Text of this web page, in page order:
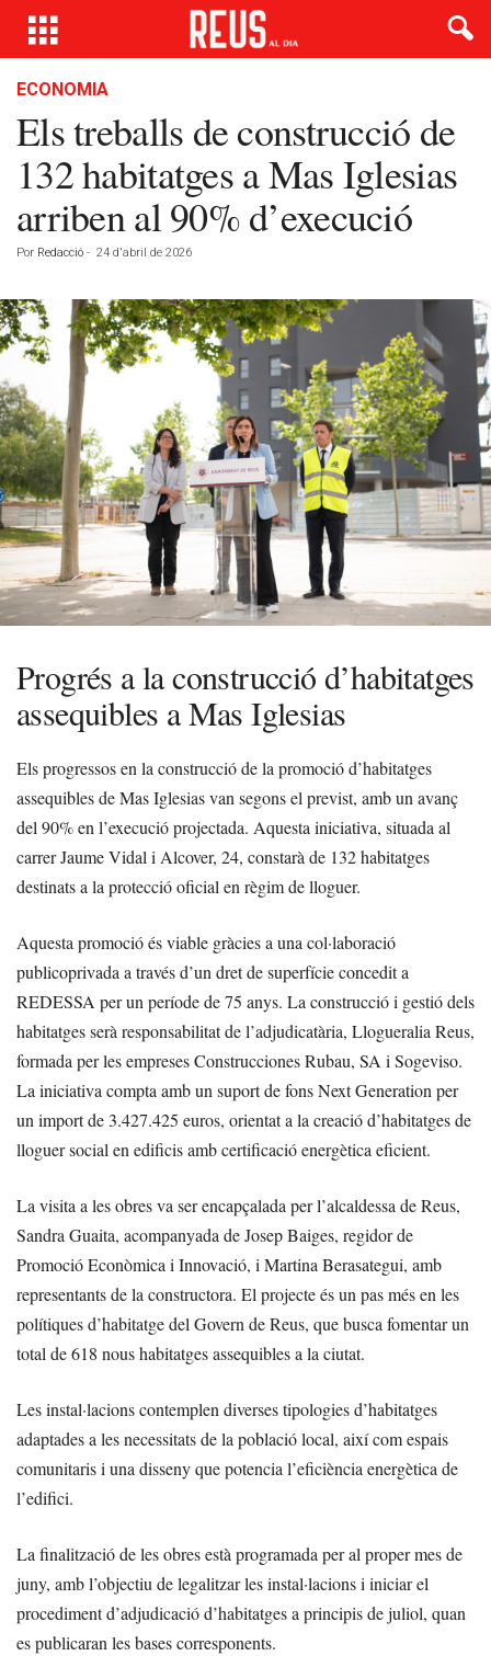
ECONOMIA
Els treballs de construcció de
132 habitatges a Mas Iglesias
arriben al 90% d’execució
Por Redacció - 24 d'abril de 2026
Progrés a la construcció d’habitatges
assequibles a Mas Iglesias
Els progressos en la construcció de la promoció d’habitatges
assequibles de Mas Iglesias van segons el previst, amb un avanç
del 90% en l’execució projectada. Aquesta iniciativa, situada al
carrer Jaume Vidal i Alcover, 24, constarà de 132 habitatges
destinats a la protecció oficial en règim de lloguer.
Aquesta promoció és viable gràcies a una col·laboració
publicoprivada a través d’un dret de superfície concedit a
REDESSA per un període de 75 anys. La construcció i gestió dels
habitatges serà responsabilitat de l’adjudicatària, Llogueralia Reus,
formada per les empreses Construcciones Rubau, SA i Sogeviso.
La iniciativa compta amb un suport de fons Next Generation per
un import de 3.427.425 euros, orientat a la creació d’habitatges de
lloguer social en edificis amb certificació energètica eficient.
La visita a les obres va ser encapçalada per l’alcaldessa de Reus,
Sandra Guaita, acompanyada de Josep Baiges, regidor de
Promoció Econòmica i Innovació, i Martina Berasategui, amb
representants de la constructora. El projecte és un pas més en les
polítiques d’habitatge del Govern de Reus, que busca fomentar un
total de 618 nous habitatges assequibles a la ciutat.
Les instal·lacions contemplen diverses tipologies d’habitatges
adaptades a les necessitats de la població local, així com espais
comunitaris i una disseny que potencia l’eficiència energètica de
l’edifici.
La finalització de les obres està programada per al proper mes de
juny, amb l’objectiu de legalitzar les instal·lacions i iniciar el
procediment d’adjudicació d’habitatges a principis de juliol, quan
es publicaran les bases corresponents.